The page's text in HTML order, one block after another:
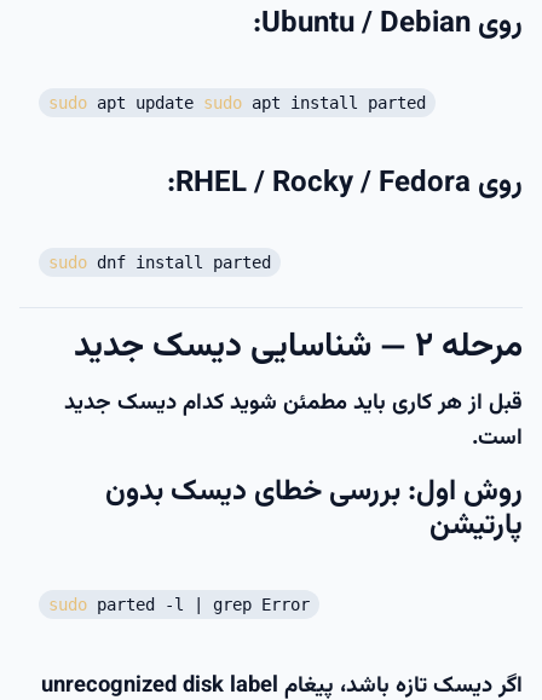
روی Ubuntu / Debian:
sudo apt update sudo apt install parted
روی RHEL / Rocky / Fedora:
sudo dnf install parted
مرحله ۲ — شناسایی دیسک جدید
قبل از هر کاری باید مطمئن شوید کدام دیسک جدید
است.
روش اول: بررسی خطای دیسک بدون
پارتیشن
sudo parted -l | grep Error
اگر دیسک تازه باشد، پیغام unrecognized disk label